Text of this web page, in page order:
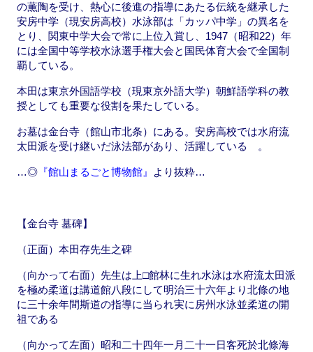
の薫陶を受け、熱心に後進の指導にあたる伝統を継承した
安房中学（現安房高校）水泳部は「カッパ中学」の異名を
とり、関東中学大会で常に上位入賞し、1947（昭和22）年
には全国中等学校水泳選手権大会と国民体育大会で全国制
覇している。
本田は東京外国語学校（現東京外語大学）朝鮮語学科の教
授としても重要な役割を果たしている。
お墓は金台寺（館山市北条）にある。安房高校では水府流
太田派を受け継いだ泳法部があり、活躍している 。
…◎ 『館山まるごと博物館』 より抜粋…
【金台寺 墓碑】
（正面）本田存先生之碑
（向かって右面）先生は上□館林に生れ水泳は水府流太田派
を極め柔道は講道館八段にして明治三十六年より北條の地
に三十余年間斯道の指導に当られ実に房州水泳並柔道の開
祖である
（向かって左面）昭和二十四年一月二十一日客死於北條海